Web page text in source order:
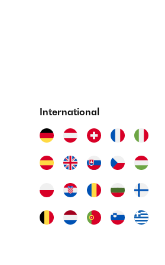
International